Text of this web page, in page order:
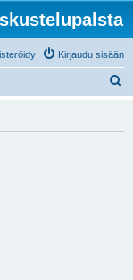
Kirjaudu sisään